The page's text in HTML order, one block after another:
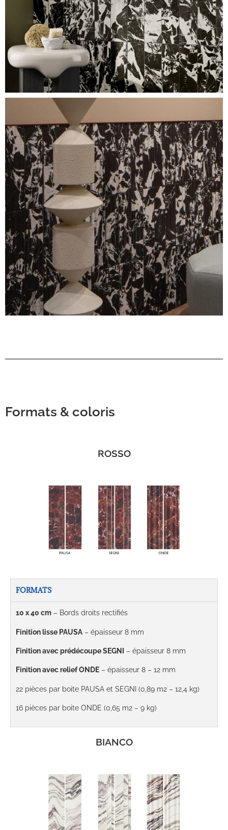
Formats & coloris
ROSSO
FORMATS
10 x 40 cm – Bords droits rectifiés
Finition lisse PAUSA – épaisseur 8 mm
Finition avec prédécoupe SEGNI – épaisseur 8 mm
Finition avec relief ONDE – épaisseur 8 – 12 mm
22 pièces par boite PAUSA et SEGNI (0,89 m2 – 12,4 kg)
16 pièces par boite ONDE (0,65 m2 – 9 kg)
BIANCO